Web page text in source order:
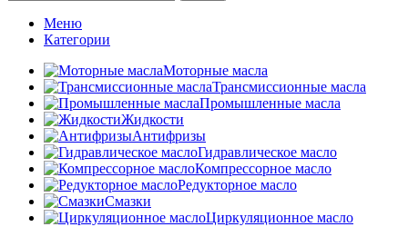
Меню
Категории
Моторные масла
Трансмиссионные масла
Промышленные масла
Жидкости
Антифризы
Гидравлическое масло
Компрессорное масло
Редукторное масло
Смазки
Циркуляционное масло